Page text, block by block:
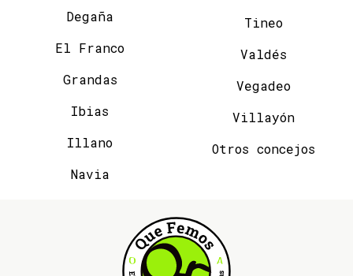
Degaña
El Franco
Grandas
Ibias
Illano
Navia
Tineo
Valdés
Vegadeo
Villayón
Otros concejos